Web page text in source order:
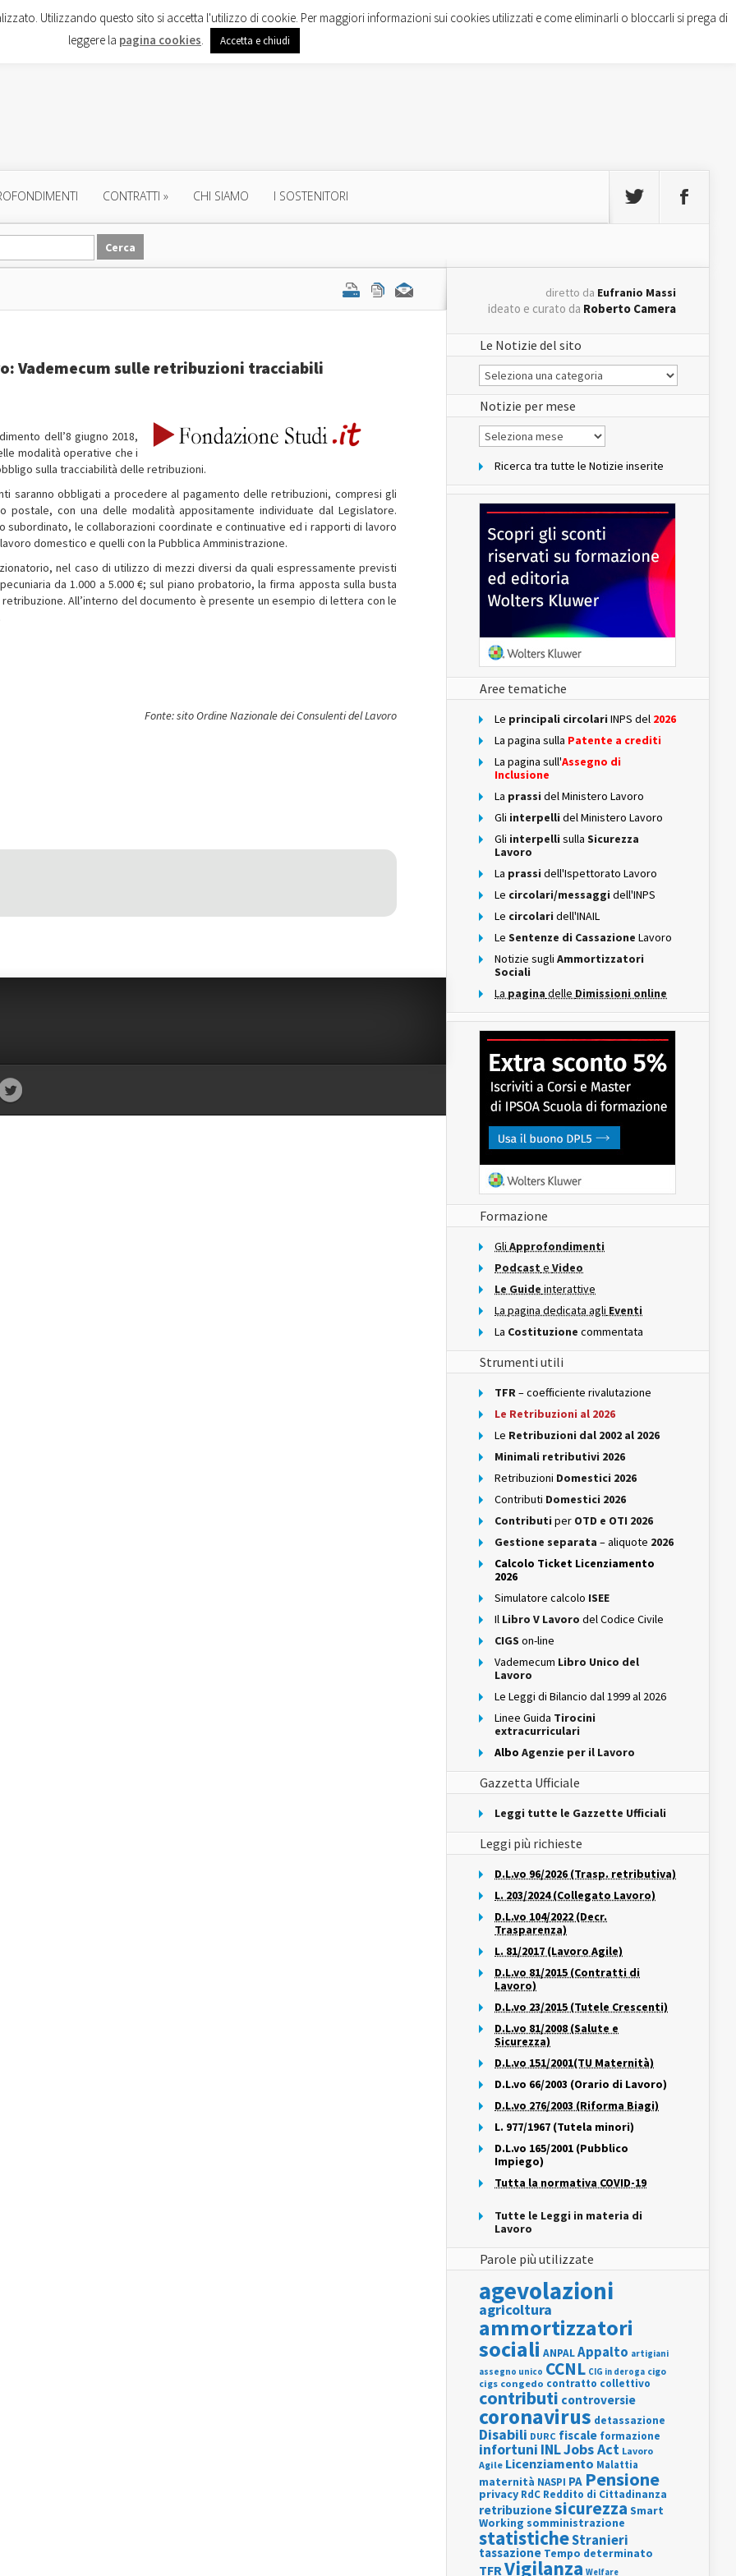
CONTRATTI » CHI SIAMO I SOSTENITORI
Vademecum sulle retribuzioni tracciabili
dell’8 giugno 2018,
modalità operative che i
sulla tracciabilità delle retribuzioni.
saranno obbligati a procedere al pagamento delle retribuzioni, compresi gli
postale, con una delle modalità appositamente individuate dal Legislatore.
le collaborazioni coordinate e continuative ed i rapporti di lavoro
domestico e quelli con la Pubblica Amministrazione.
nel caso di utilizzo di mezzi diversi da quali espressamente previsti
da 1.000 a 5.000 €; sul piano probatorio, la firma apposta sulla busta
All’interno del documento è presente un esempio di lettera con le
Fonte: sito Ordine Nazionale dei Consulenti del Lavoro
diretto da Eufranio Massi
ideato e curato da Roberto Camera
Le Notizie del sito
Le
Notizie
del
sito
Notizie per mese
Notizie
per
Ricerca tra tutte le Notizie inserite
Aree tematiche
Le principali circolari INPS del 2026
La pagina sulla Patente a crediti
La pagina sull'Assegno di
Inclusione
La prassi del Ministero Lavoro
Gli interpelli del Ministero Lavoro
Gli interpelli sulla Sicurezza
Lavoro
La prassi dell'Ispettorato Lavoro
Le circolari/messaggi dell'INPS
Le circolari dell'INAIL
Le Sentenze di Cassazione Lavoro
Notizie sugli Ammortizzatori
Sociali
La pagina delle Dimissioni online
Formazione
Gli Approfondimenti
Podcast e Video
Le Guide interattive
La pagina dedicata agli Eventi
La Costituzione commentata
Strumenti utili
TFR– coefficiente rivalutazione
Le Retribuzioni al 2026
Le Retribuzioni dal 2002 al 2026
Minimali retributivi 2026
Retribuzioni Domestici 2026
Contributi Domestici 2026
Contributi per OTD e OTI 2026
Gestione separata – aliquote 2026
Calcolo Ticket Licenziamento
2026
Simulatore calcolo ISEE
Il Libro V Lavoro del Codice Civile
CIGS on-line
Vademecum Libro Unico del
Lavoro
Le Leggi di Bilancio dal 1999 al 2026
Linee Guida Tirocini
extracurriculari
Albo Agenzie per il Lavoro
Gazzetta Ufficiale
Leggi tutte le Gazzette Ufficiali
Leggi più richieste
D.L.vo 96/2026 (Trasp. retributiva)
L. 203/2024 (Collegato Lavoro)
D.L.vo 104/2022 (Decr.
Trasparenza)
L. 81/2017 (Lavoro Agile)
D.L.vo 81/2015 (Contratti di
Lavoro)
D.L.vo 23/2015 (Tutele Crescenti)
D.L.vo 81/2008 (Salute e
Sicurezza)
D.L.vo 151/2001(TU Maternità)
D.L.vo 66/2003 (Orario di Lavoro)
D.L.vo 276/2003 (Riforma Biagi)
L. 977/1967 (Tutela minori)
D.L.vo 165/2001 (Pubblico
Impiego)
Tutta la normativa COVID-19
Tutte le Leggi in materia di
Lavoro
Parole più utilizzate
agevolazioni
agricoltura
ammortizzatori
sociali ANPALAppalto artigiani
assegno unico CCNL CIG in deroga cigo
cigs congedo contratto collettivo
contributi controversie
coronavirus detassazione
Disabili DURC fiscale formazione
infortuni INLJobs Act Lavoro
Agile Licenziamento Malattia
maternità NASPI PA Pensione
privacy RdC Reddito di Cittadinanza
retribuzionesicurezza Smart
Working somministrazione
statisticheStranieri
tassazione Tempo determinato
TFRVigilanza Welfare
Utilizzando questo sito si accetta l'utilizzo di cookie. Per maggiori informazioni sui cookies utilizzati e come eliminarli o bloccarli si prega di
leggere la pagina cookies. Accetta e chiudi